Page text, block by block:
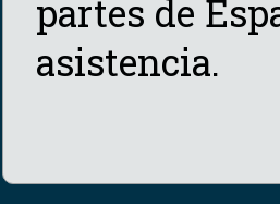
partes de
asistencia.